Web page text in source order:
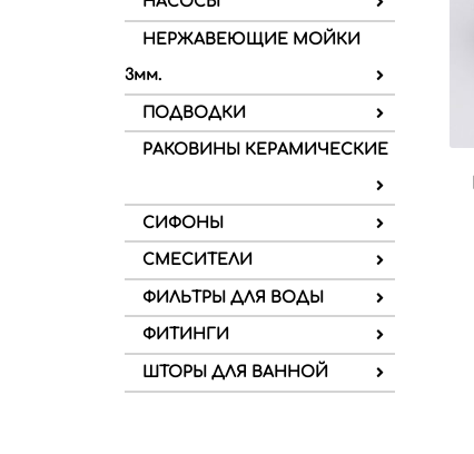
НЕРЖАВЕЮЩИЕ МОЙКИ
3мм.
ПОДВОДКИ
РАКОВИНЫ КЕРАМИЧЕСКИЕ
СИФОНЫ
СМЕСИТЕЛИ
ФИЛЬТРЫ ДЛЯ ВОДЫ
ФИТИНГИ
ШТОРЫ ДЛЯ ВАННОЙ